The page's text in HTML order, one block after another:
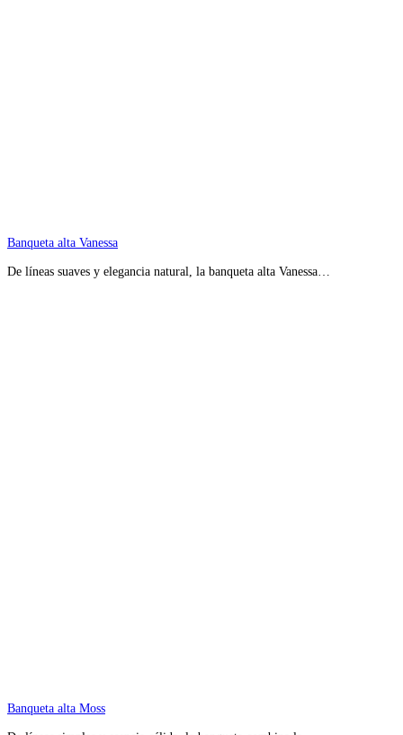
Banqueta alta Vanessa
De líneas suaves y elegancia natural, la banqueta alta Vanessa…
Banqueta alta Moss